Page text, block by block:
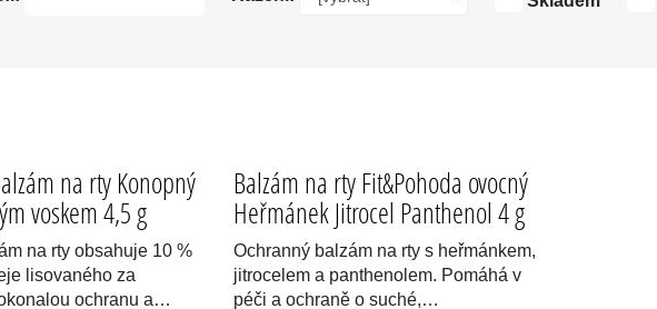
na rty Konopný
voskem 4,5 g
na rty obsahuje 10 %
lisovaného za
ochranu a…
Balzám na rty Fit&Pohoda ovocný
Heřmánek Jitrocel Panthenol 4 g
Ochranný balzám na rty s heřmánkem,
jitrocelem a panthenolem. Pomáhá v
péči a ochraně o suché,…